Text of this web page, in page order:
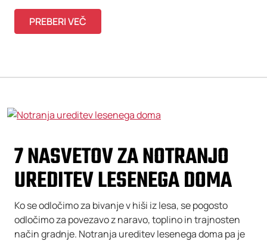
PREBERI VEČ
7 NASVETOV ZA NOTRANJO
UREDITEV LESENEGA DOMA
Ko se odločimo za bivanje v hiši iz lesa, se pogosto
odločimo za povezavo z naravo, toplino in trajnosten
način gradnje. Notranja ureditev lesenega doma pa je